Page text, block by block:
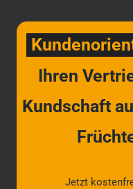
Ihren
Kundschaft
Jetzt